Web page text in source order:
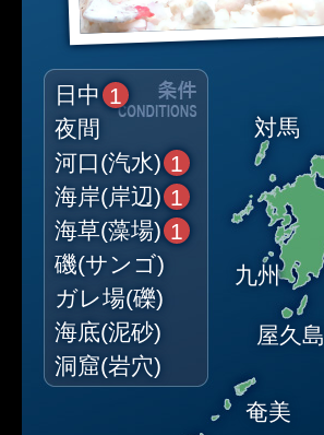
対馬
九州
屋久島
奄美
日中 1
夜間
河口(汽水) 1
海岸(岸辺) 1
海草(藻場) 1
磯(サンゴ)
ガレ場(礫)
海底(泥砂)
洞窟(岩穴)